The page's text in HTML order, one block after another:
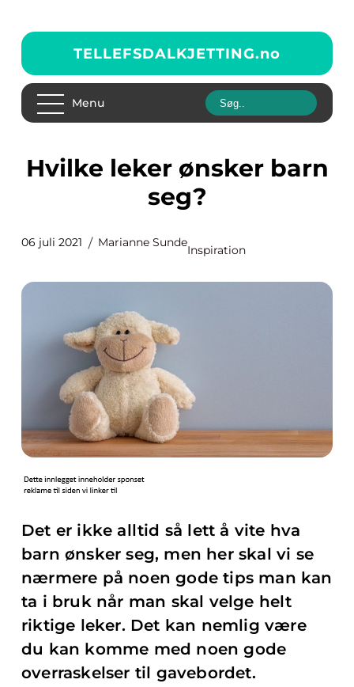
TELLEFSDALKJETTING.no
Menu
Hvilke leker ønsker barn
seg?
06 juli 2021 Marianne Sunde
Inspiration
Det er ikke alltid så lett å vite hva
barn ønsker seg, men her skal vi se
nærmere på noen gode tips man kan
ta i bruk når man skal velge helt
riktige leker. Det kan nemlig være
du kan komme med noen gode
overraskelser til gavebordet.